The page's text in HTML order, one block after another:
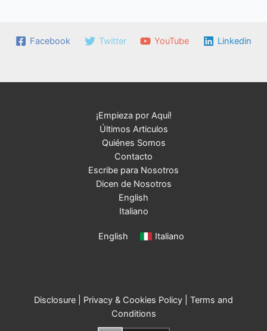
Facebook Twitter YouTube Linkedin
¡Empieza por Aquí!
Últimos Articulos
Quiénes Somos
Contacto
Escribe para Nosotros
Dicen de Nosotros
English
Italiano
English Italiano
Disclosure Privacy & Cookies Policy
Terms and
Conditions